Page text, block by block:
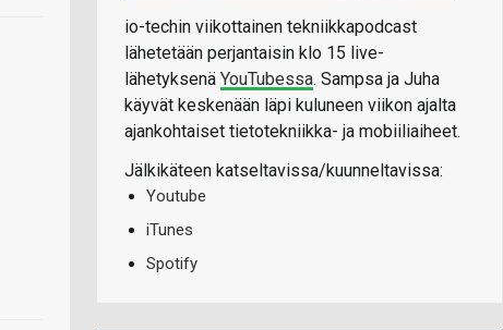
io-techin viikottainen tekniikkapodcast
lähetetään perjantaisin klo 15 live-
lähetyksenä YouTubessa. Sampsa ja Juha
käyvät keskenään läpi kuluneen viikon ajalta
ajankohtaiset tietotekniikka- ja mobiiliaiheet.
Jälkikäteen katseltavissa/kuunneltavissa:
Youtube
iTunes
Spotify